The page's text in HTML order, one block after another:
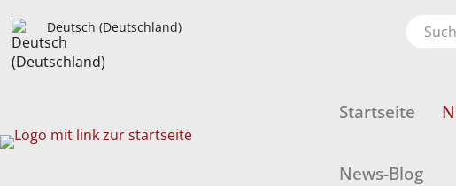
Deutsch (Deutschland)
Startseite
News-Blog